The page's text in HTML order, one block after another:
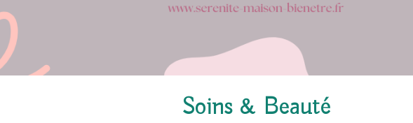
Soins & Beauté